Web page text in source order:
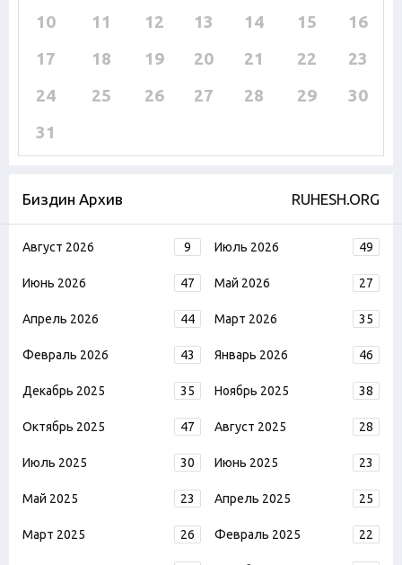
10
11 12 13 14 15
16
17
18 19 20 21 22
23
24
25 26 27 28 29
30
31
Биздин Архив RUHESH.ORG
Август 2026 9 Июль 2026 49
Июнь 2026 47 Май 2026 27
Апрель 2026 44 Март 2026 35
Февраль 2026 43 Январь 2026 46
Декабрь 2025 35 Ноябрь 2025 38
Октябрь 2025 47 Август 2025 28
Июль 2025 30 Июнь 2025 23
Май 2025 23 Апрель 2025 25
Март 2025 26 Февраль 2025 22